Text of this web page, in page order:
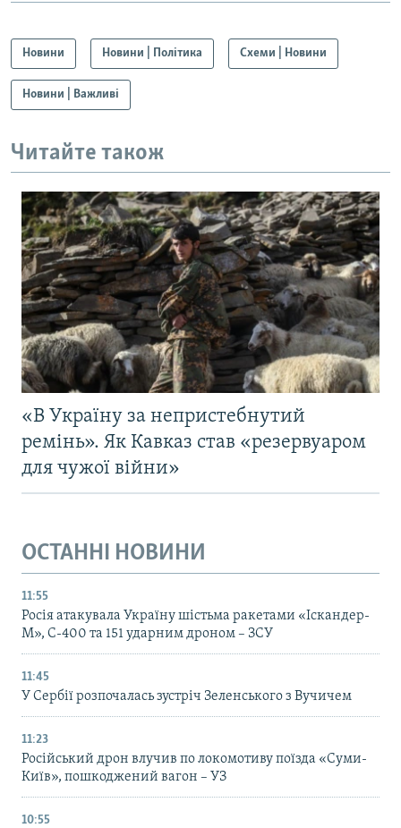
Новини Новини | Політика Схеми | Новини
Новини | Важливі
Читайте також
«В Україну за непристебнутий
ремінь». Як Кавказ став «резервуаром
для чужої війни»
ОСТАННІ НОВИНИ
11:55
Росія атакувала Україну шістьма ракетами «Іскандер-
М», С-400 та 151 ударним дроном – ЗСУ
11:45
У Сербії розпочалась зустріч Зеленського з Вучичем
11:23
Російський дрон влучив по локомотиву поїзда «Суми-
Київ», пошкоджений вагон – УЗ
10:55